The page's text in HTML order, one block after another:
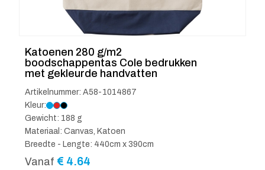
Katoenen 280 g/m2
boodschappentas Cole bedrukken
met gekleurde handvatten
Artikelnummer: A58-1014867
Kleur:
Gewicht: 188 g
Materiaal: Canvas, Katoen
Breedte - Lengte: 440cm x 390cm
Vanaf € 4.64